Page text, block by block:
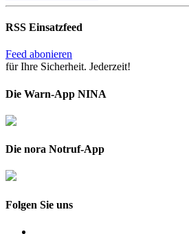
RSS Einsatzfeed
Feed abonieren
für Ihre Sicherheit. Jederzeit!
Die Warn-App NINA
Die nora Notruf-App
Folgen Sie uns